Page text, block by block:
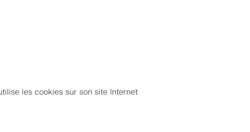
les cookies sur son site Internet